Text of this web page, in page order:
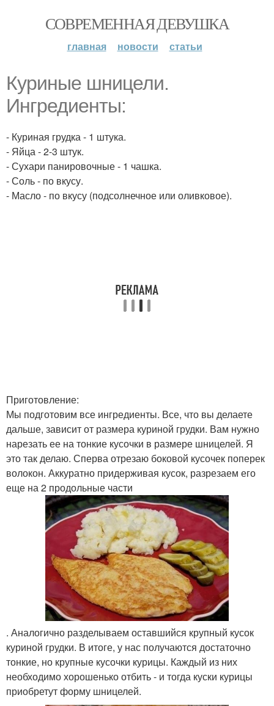
СОВРЕМЕННАЯ ДЕВУШКА
главная новости статьи
Куриные шницели.
Ингредиенты:
- Куриная грудка - 1 штука.
- Яйца - 2-3 штук.
- Сухари панировочные - 1 чашка.
- Соль - по вкусу.
- Масло - по вкусу (подсолнечное или оливковое).
Приготовление:
Мы подготовим все ингредиенты. Все, что вы делаете
дальше, зависит от размера куриной грудки. Вам нужно
нарезать ее на тонкие кусочки в размере шницелей. Я
это так делаю. Сперва отрезаю боковой кусочек поперек
волокон. Аккуратно придерживая кусок, разрезаем его
еще на 2 продольные части
. Аналогично разделываем оставшийся крупный кусок
куриной грудки. В итоге, у нас получаются достаточно
тонкие, но крупные кусочки курицы. Каждый из них
необходимо хорошенько отбить - и тогда куски курицы
приобретут форму шницелей.